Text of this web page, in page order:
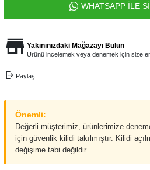
WHATSAPP İLE
Yakınınızdaki Mağazayı Bulun
Ürünü incelemek veya denemek için size
Paylaş
Önemli:
Değerli müşterimiz, ürünlerimize
için güvenlik kilidi takılmıştır. Kilidi
değişime tabi değildir.